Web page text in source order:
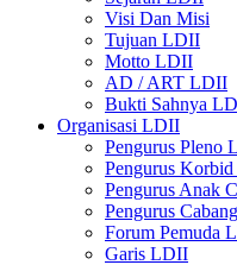
Visi Dan Misi
Tujuan LDII
Motto LDII
AD / ART LDII
Bukti Sahnya
Organisasi LDII
Pengurus Pleno
Pengurus
Pengurus Anak
Pengurus
Forum Pemuda
Garis LDII